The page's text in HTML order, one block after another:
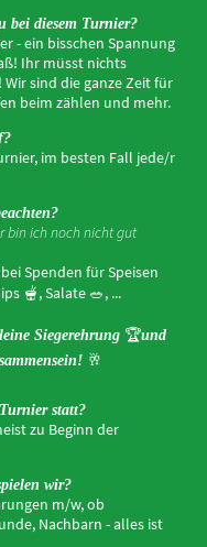
bei diesem Turnier?
- ein bisschen Spannung
Ihr müsst nichts
sind die ganze Zeit für
beim zählen und mehr.
im besten Fall jede/r
bin ich noch nicht gut
Spenden für Speisen
🫕, Salate🥗,...
Siegerehrung 🏆und
🥂
statt?
zu Beginn der
wir?
m/w, ob
Nachbarn - alles ist